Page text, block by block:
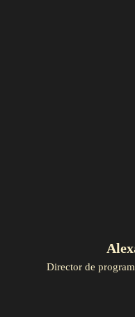
Director de